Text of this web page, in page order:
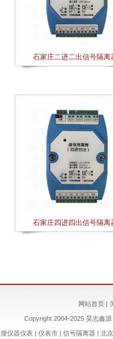
石家庄二进二出信号隔离
石家庄四进四出信号隔离
网站首页|
Copyright 2004-2025 昊志鑫
搜仪器仪表 | 仪表市| 信号隔离器 | 北